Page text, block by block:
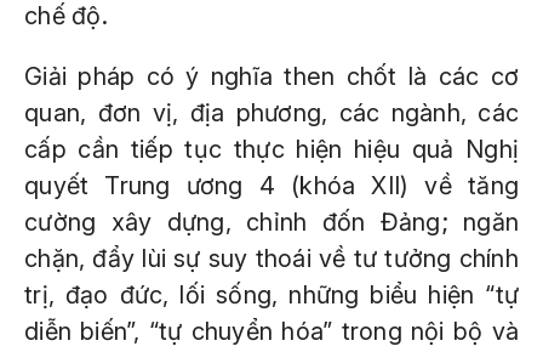
chế độ.
Giải pháp có ý nghĩa then chốt là các cơ
quan, đơn vị, địa phương, các ngành, các
cấp cần tiếp tục thực hiện hiệu quả Nghị
quyết Trung ương 4 (khóa XII) về tăng
cường xây dựng, chỉnh đốn Đảng; ngăn
chặn, đẩy lùi sự suy thoái về tư tưởng chính
trị, đạo đức, lối sống, những biểu hiện “tự
diễn biến”, “tự chuyển hóa” trong nội bộ và